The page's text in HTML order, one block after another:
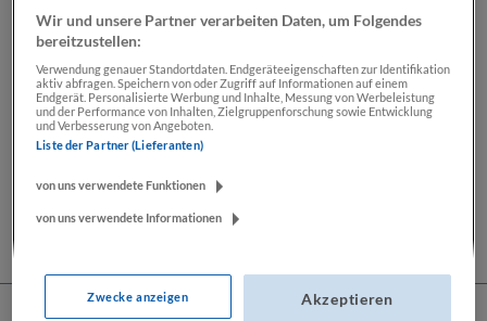
Beschreibung
Lassen Sie sich Ihre Wochenendkarikatur von Thomas
Thomas Wizany exklusiv…Mehr
Service-Hotline
Wir und unsere Partner verarbeiten Daten, um Folgendes
bereitzustellen:
Verwendung genauer Standortdaten. Endgeräteeigenschaften zur Identifikation
aktiv abfragen. Speichern von oder Zugriff auf Informationen auf einem
Endgerät. Personalisierte Werbung und Inhalte, Messung von Werbeleistung
und der Performance von Inhalten, Zielgruppenforschung sowie Entwicklung
und Verbesserung von Angeboten.
Liste der Partner (Lieferanten)
von uns verwendete Funktionen
von uns verwendete Informationen
Zwecke anzeigen Akzeptieren